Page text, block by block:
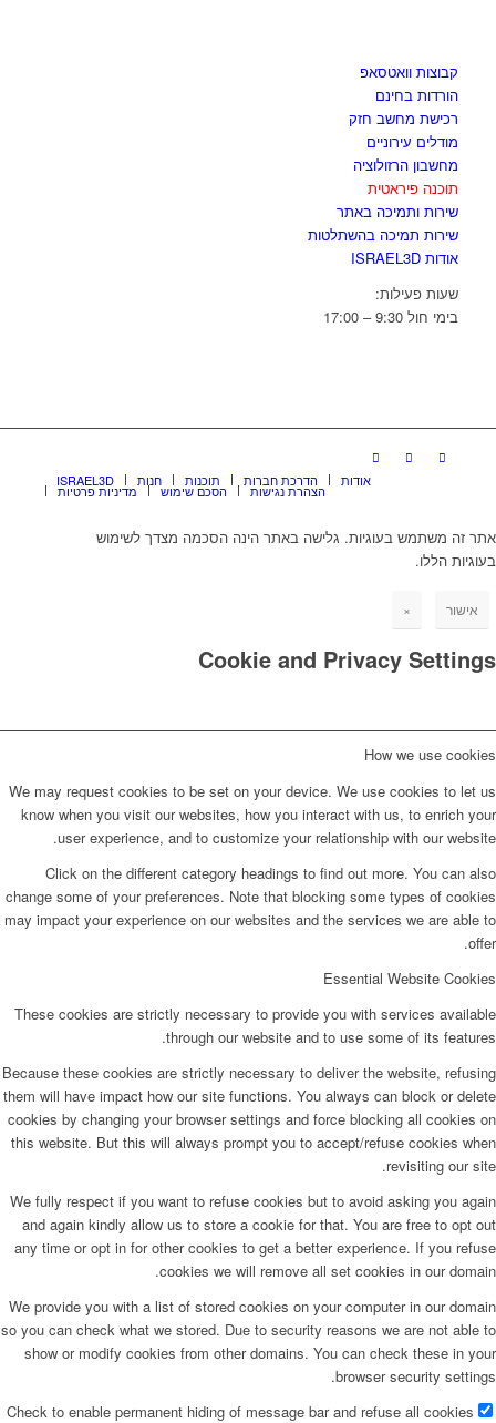
קבוצות וואטסאפ
הורדות בחינם
רכישת מחשב חזק
מודלים עירוניים
מחשבון הרזולוציה
תוכנה פיראטית
שירות ותמיכה באתר
שירות תמיכה בהשתלטות
אודות ISRAEL3D
שעות פעילות:
בימי חול 9:30 – 17:00
ISRAEL3D חנות תוכנות הדרכת חברות אודות
מדיניות פרטיות הסכם שימוש הצהרת נגישות
אתר זה משתמש בעוגיות. גלישה באתר הינה הסכמה מצדך לשימוש
בעוגיות הללו.
אישור ×
Cookie and Privacy Settings
How we use cookies
We may request cookies to be set on your device. We use cookies to let us
know when you visit our websites, how you interact with us, to enrich your
user experience, and to customize your relationship with our website.
Click on the different category headings to find out more. You can also
change some of your preferences. Note that blocking some types of cookies
may impact your experience on our websites and the services we are able to
offer.
Essential Website Cookies
These cookies are strictly necessary to provide you with services available
through our website and to use some of its features.
Because these cookies are strictly necessary to deliver the website, refusing
them will have impact how our site functions. You always can block or delete
cookies by changing your browser settings and force blocking all cookies on
this website. But this will always prompt you to accept/refuse cookies when
revisiting our site.
We fully respect if you want to refuse cookies but to avoid asking you again
and again kindly allow us to store a cookie for that. You are free to opt out
any time or opt in for other cookies to get a better experience. If you refuse
cookies we will remove all set cookies in our domain.
We provide you with a list of stored cookies on your computer in our domain
so you can check what we stored. Due to security reasons we are not able to
show or modify cookies from other domains. You can check these in your
browser security settings.
Check to enable permanent hiding of message bar and refuse all cookies